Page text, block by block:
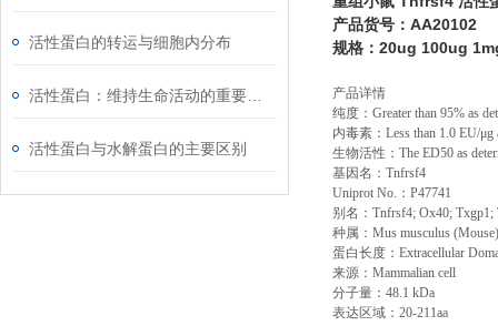
活性蛋白的转运与细胞内分布
活性蛋白与水解蛋白的主要区别
产品货号：AA20102
规格：20ug 100ug
产品详情
纯度： Greater than 95% as
内毒素： Less than 1.0 EU/μg
生物活性： The ED50 as
基因名： Tnfrsf4
Uniprot No. ： P47741
别名： Tnfrsf4; Ox40; Txgp1;
种属： Mus musculus (Mouse)
蛋白长度： Extracellular
来源： Mammalian cell
分子量： 48.1 kDa
表达区域： 20-211aa